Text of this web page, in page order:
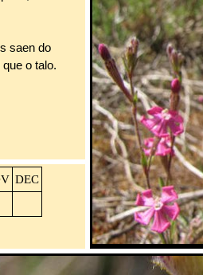
saen do
o talo.
DEC